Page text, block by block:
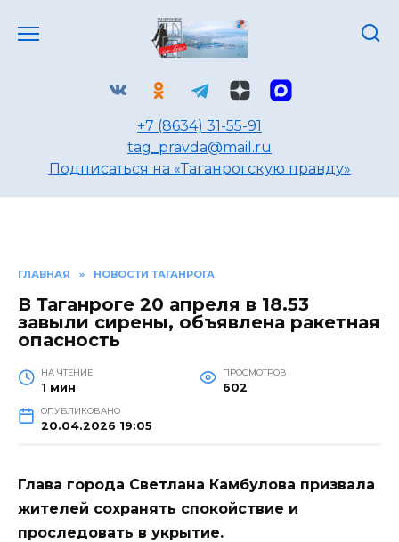
+7 (8634) 31-55-91
tag_pravda@mail.ru
Подписаться на «Таганрогскую правду»
ГЛАВНАЯ » НОВОСТИ ТАГАНРОГА
В Таганроге 20 апреля в 18.53
завыли сирены, объявлена ракетная
опасность
НА ЧТЕНИЕ
1 мин
ПРОСМОТРОВ
602
ОПУБЛИКОВАНО
20.04.2026 19:05
Глава города Светлана Камбулова призвала
жителей сохранять спокойствие и
проследовать в укрытие.